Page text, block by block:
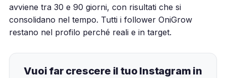
avviene tra 30 e 90 giorni, con risultati che si
consolidano nel tempo. Tutti i follower OniGrow
restano nel profilo perché reali e in target.
Vuoi far crescere il tuo Instagram in